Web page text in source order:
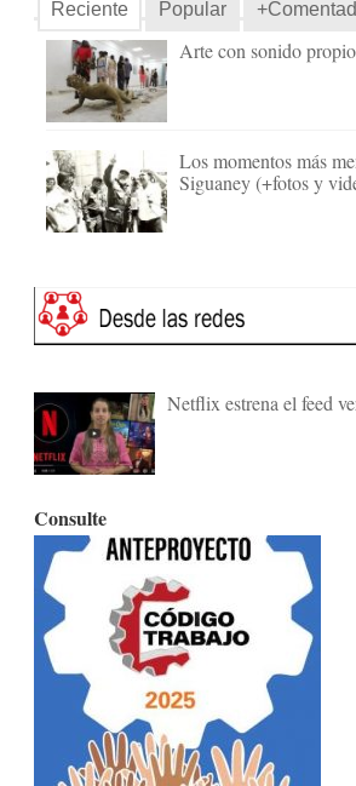
Reciente Popular
Arte con sonido
Los momentos más
Siguaney (+fotos y
Netflix estrena el feed
Consulte